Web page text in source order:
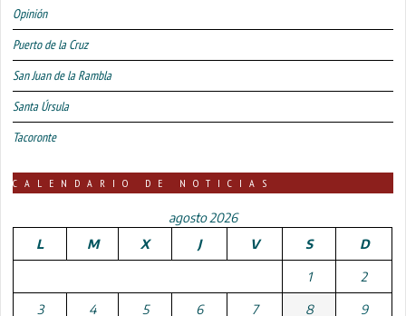
Opinión
Puerto de la Cruz
San Juan de la Rambla
Santa Úrsula
Tacoronte
CALENDARIO DE NOTICIAS
agosto 2026
L
M X J V S D
1 2
3 4 5 6 7 8 9